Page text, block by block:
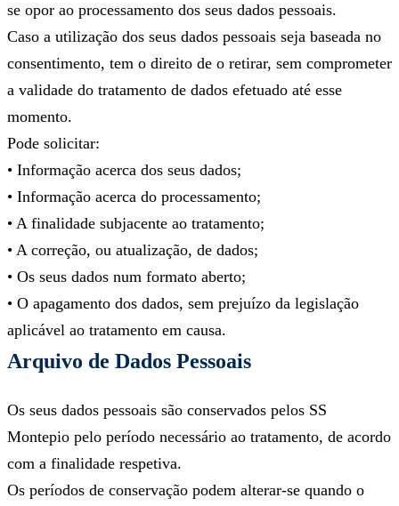
se opor ao processamento dos seus dados pessoais.
Caso a utilização dos seus dados pessoais seja baseada no
consentimento, tem o direito de o retirar, sem comprometer
a validade do tratamento de dados efetuado até esse
momento.
Pode solicitar:
• Informação acerca dos seus dados;
• Informação acerca do processamento;
• A finalidade subjacente ao tratamento;
• A correção, ou atualização, de dados;
• Os seus dados num formato aberto;
• O apagamento dos dados, sem prejuízo da legislação
aplicável ao tratamento em causa.
Arquivo de Dados Pessoais
Os seus dados pessoais são conservados pelos SS
Montepio pelo período necessário ao tratamento, de acordo
com a finalidade respetiva.
Os períodos de conservação podem alterar-se quando o